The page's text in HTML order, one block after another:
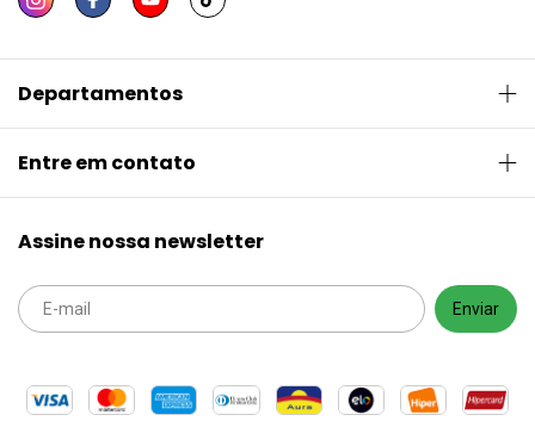
Departamentos
Entre em contato
Assine nossa newsletter